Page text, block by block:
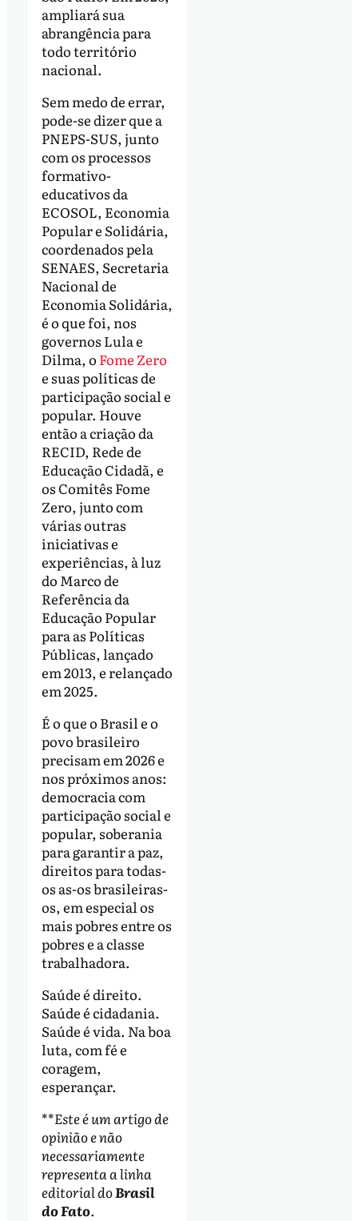
ampliará sua
abrangência para
todo território
nacional.
Sem medo de errar,
pode-se dizer que a
PNEPS-SUS, junto
com os processos
formativo-
educativos da
ECOSOL, Economia
Popular e Solidária,
coordenados pela
SENAES, Secretaria
Nacional de
Economia Solidária,
é o que foi, nos
governos Lula e
Dilma, o Fome Zero
e suas políticas de
participação social e
popular. Houve
então a criação da
RECID, Rede de
Educação Cidadã, e
os Comitês Fome
Zero, junto com
várias outras
iniciativas e
experiências, à luz
do Marco de
Referência da
Educação Popular
para as Políticas
Públicas, lançado
em 2013, e relançado
em 2025.
É o que o Brasil e o
povo brasileiro
precisam em 2026 e
nos próximos anos:
democracia com
participação social e
popular, soberania
para garantir a paz,
direitos para todas-
os as-os brasileiras-
os, em especial os
mais pobres entre os
pobres e a classe
trabalhadora.
Saúde é direito.
Saúde é cidadania.
Saúde é vida. Na boa
luta, com fé e
coragem,
esperançar.
**Este é um artigo de
opinião e não
necessariamente
representa a linha
editorial doBrasil
do Fato.